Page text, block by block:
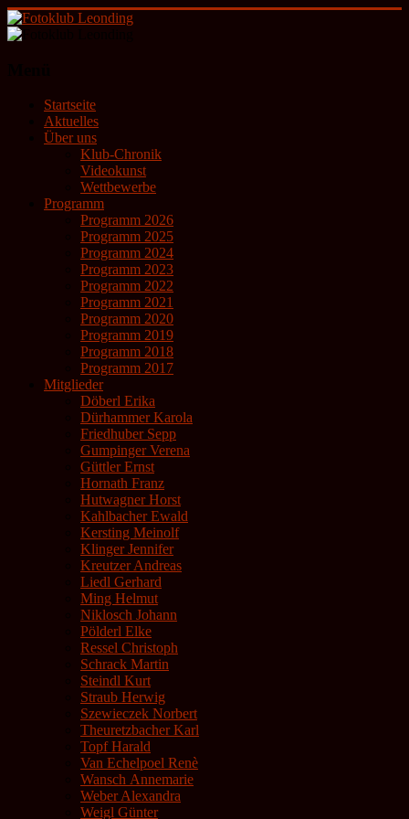
Zum
Inhalt
künstlerische
Fotografie
Startseite
Aktuelles
Über uns
Klub-Chronik
Videokunst
Wettbewerbe
Programm
Programm 2026
Programm 2025
Programm 2024
Programm 2023
Programm 2022
Programm 2021
Programm 2020
Programm 2019
Programm 2018
Programm 2017
Mitglieder
Döberl Erika
Dürhammer Karola
Friedhuber Sepp
Gumpinger Verena
Güttler Ernst
Hornath Franz
Hutwagner Horst
Kahlbacher Ewald
Kersting Meinolf
Klinger Jennifer
Kreutzer Andreas
Liedl Gerhard
Ming Helmut
Niklosch Johann
Pölderl Elke
Ressel Christoph
Schrack Martin
Steindl Kurt
Straub Herwig
Szewieczek Norbert
Theuretzbacher Karl
Topf Harald
Van Echelpoel Renè
Wansch Annemarie
Weber Alexandra
Weigl Günter